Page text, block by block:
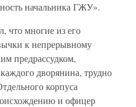
начальника ГЖУ».
что многие из его
к непрерывному
предрассудком,
дворянина, трудно
корпуса
и офицер